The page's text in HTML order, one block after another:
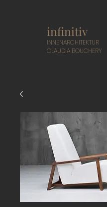
infinitiv
INNENARCHITEKTUR
CLAUDIA BOUCHERY